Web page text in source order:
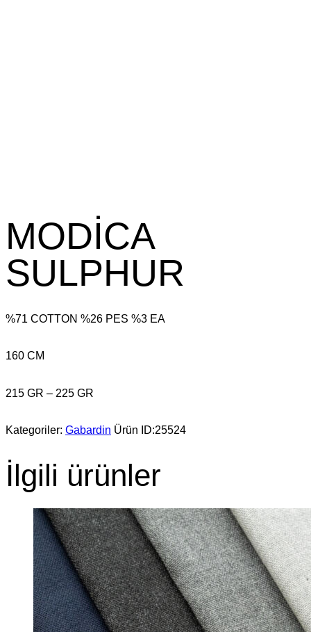
MODİCA
SULPHUR
%71 COTTON %26 PES %3 EA
160 CM
215 GR – 225 GR
Kategoriler: Gabardin Ürün ID:25524
İlgili ürünler